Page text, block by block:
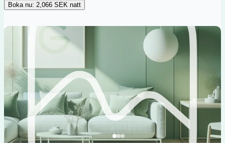
Boka nu: 2,066 SEK natt